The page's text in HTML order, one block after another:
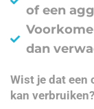
of een
dan
Wist je dat een
kan verbruiken?